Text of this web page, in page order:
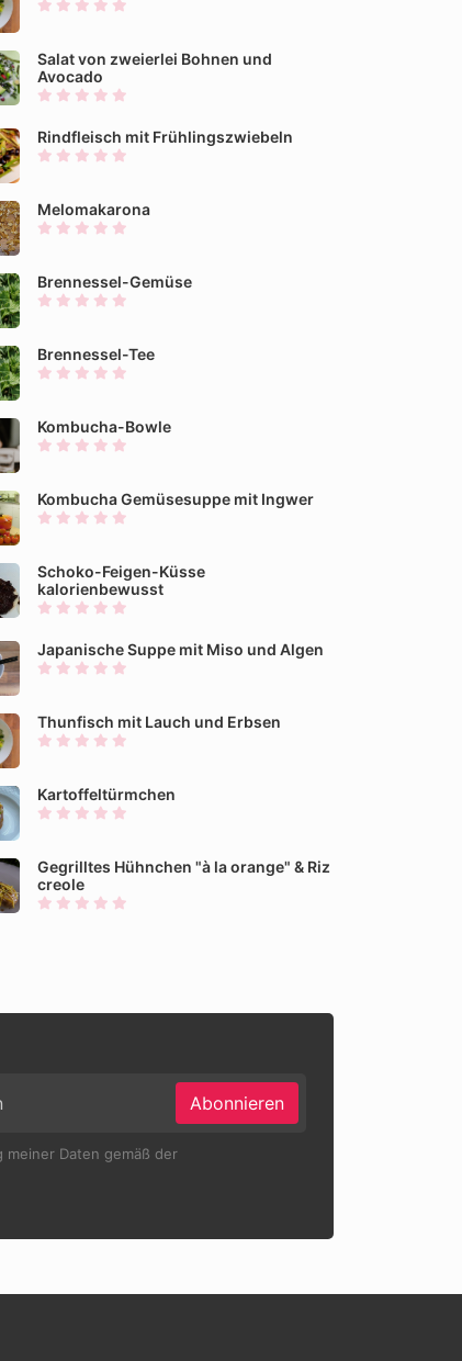
Salat von zweierlei Bohnen und
Avocado
Rindfleisch mit Frühlingszwiebeln
Melomakarona
Brennessel-Gemüse
Brennessel-Tee
Kombucha-Bowle
Kombucha Gemüsesuppe mit Ingwer
Schoko-Feigen-Küsse
kalorienbewusst
Japanische Suppe mit Miso und Algen
Thunfisch mit Lauch und Erbsen
Kartoffeltürmchen
Gegrilltes Hühnchen "à la orange" & Riz
creole
Abonnieren
meiner Daten gemäß der